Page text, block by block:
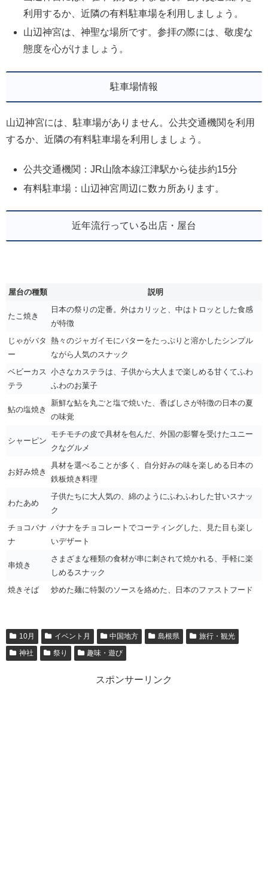
利用するか、近隣の有料駐車場を利用しましょう。
山辺神宮は、神聖な場所です。参拝の際には、敬虔な
態度を心がけましょう。
駐車場情報
山辺神宮には、駐車場がありません。公共交通機関を利用
するか、近隣の有料駐車場を利用しましょう。
公共交通機関：JR山陰本線江津駅から徒歩約15分
有料駐車場：山辺神宮周辺に数カ所あります。
近年流行っている出店・屋台
屋台の種類 説明
たこ焼き
日本の祭りの定番。外はカリッと、中はトロッとした食感
が特徴
じゃがバタ
ー
熱々のジャガイモにバターをたっぷりと溶かしたシンプル
ながら人気のスナック
ベビーカス
テラ
小さなカステラは、子供から大人まで楽しめる甘くてふわ
ふわのお菓子
鮎の塩焼き
新鮮な鮎を丸ごと塩で焼いた、香ばしさが特徴の日本の夏
の味覚
シャーピン
モチモチの皮で具材を包んだ、外国の影響を受けたユニー
クなグルメ
お好み焼き
具材を選べることが多く、自分好みの味を楽しめる日本の
鉄板焼き料理
わたあめ
子供たちに大人気の、綿のようにふわふわした甘いスナッ
ク
チョコバナ
ナ
バナナをチョコレートでコーティングした、見た目も楽し
いデザート
串焼き
さまざまな種類の食材が串に刺されて焼かれる、手軽に楽
しめるスナック
焼きそば
炒めた麺に特製のソースを絡めた、日本のファストフード
10月 イベント月 中国地方 島根県
旅行・観光
神社
祭り 趣味・遊び
スポンサーリンク